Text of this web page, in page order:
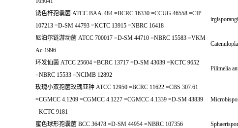
锈色杆孢囊菌 ATCC BAA-484 =BCRC 16330 =CCUG 46558 =CIP
107213 =D-SM 44793 =KCTC 13915 =NBRC 16418
尼泊尔链游动菌 ATCC 700017 =D-SM 44710 =NBRC 15583 =VKM
Ac-1996
环发仙菌 ATCC 25604 =BCRC 13717 =D-SM 43039 =KCTC 9652
=NBRC 15533 =NCIMB 12892
Pilimelia
玫瑰小双孢菌玫瑰亚种 ATCC 12950 =BCRC 11622 =CBS 307.61
=CGMCC 4.1209 =CGMCC 4.1227 =CGMCC 4.1339 =D-SM 43839
=KCTC 9181
蜜色球形孢囊菌 BCC 36478 =D-SM 44954 =NBRC 107356